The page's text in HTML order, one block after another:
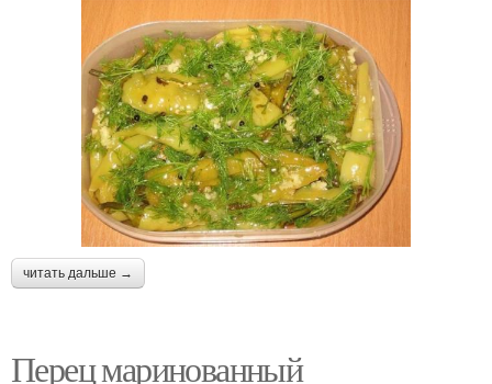
читать дальше →
Перец маринованный